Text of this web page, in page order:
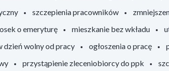
szczepienia pracowników
o emeryturę mieszkanie bez wkładu
dzień wolny od pracy ogłoszenia o pracę
przystąpienie zleceniobiorcy do ppk